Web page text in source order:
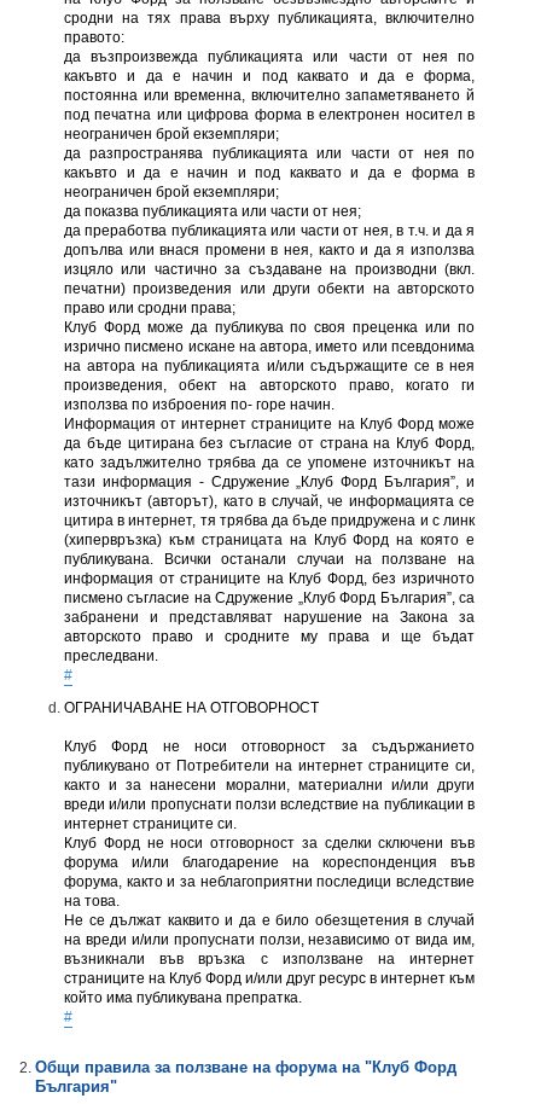
сродни на тях права върху публикацията, включително
правото:
да възпроизвежда публикацията или части от нея по
какъвто и да е начин и под каквато и да е форма,
постоянна или временна, включително запаметяването й
под печатна или цифрова форма в електронен носител в
неограничен брой екземпляри;
да разпространява публикацията или части от нея по
какъвто и да е начин и под каквато и да е форма в
неограничен брой екземпляри;
да показва публикацията или части от нея;
да преработва публикацията или части от нея, в т.ч. и да я
допълва или внася промени в нея, както и да я използва
изцяло или частично за създаване на производни (вкл.
печатни) произведения или други обекти на авторското
право или сродни права;
Клуб Форд може да публикува по своя преценка или по
изрично писмено искане на автора, името или псевдонима
на автора на публикацията и/или съдържащите се в нея
произведения, обект на авторското право, когато ги
използва по изброения по- горе начин.
Информация от интернет страниците на Клуб Форд може
да бъде цитирана без съгласие от страна на Клуб Форд,
като задължително трябва да се упомене източникът на
тази информация - Сдружение „Клуб Форд България”, и
източникът (авторът), като в случай, че информацията се
цитира в интернет, тя трябва да бъде придружена и с линк
(хипервръзка) към страницата на Клуб Форд на която е
публикувана. Всички останали случаи на ползване на
информация от страниците на Клуб Форд, без изричното
писмено съгласие на Сдружение „Клуб Форд България”, са
забранени и представляват нарушение на Закона за
авторското право и сродните му права и ще бъдат
преследвани.
#
ОГРАНИЧАВАНЕ НА ОТГОВОРНОСТ
Клуб Форд не носи отговорност за съдържанието
публикувано от Потребители на интернет страниците си,
както и за нанесени морални, материални и/или други
вреди и/или пропуснати ползи вследствие на публикации в
интернет страниците си.
Клуб Форд не носи отговорност за сделки сключени във
форума и/или благодарение на кореспонденция във
форума, както и за неблагоприятни последици вследствие
на това.
Не се дължат каквито и да е било обезщетения в случай
на вреди и/или пропуснати ползи, независимо от вида им,
възникнали във връзка с използване на интернет
страниците на Клуб Форд и/или друг ресурс в интернет към
който има публикувана препратка.
#
Общи правила за ползване на форумa на "Клуб Форд
България"